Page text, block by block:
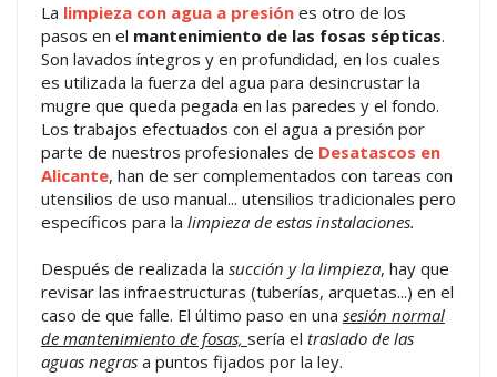
La limpieza con agua a presiónes otro de los
pasos en el mantenimiento de las fosas sépticas.
Son lavados íntegros y en profundidad, en los cuales
es utilizada la fuerza del agua para desincrustar la
mugre que queda pegada en las paredes y el fondo.
Los trabajos efectuados con el agua a presión por
parte de nuestros profesionales de Desatascos en
Alicante, han de ser complementados con tareas con
utensilios de uso manual... utensilios tradicionales pero
específicos para la limpieza de estas instalaciones.
Después de realizada la succión y la limpieza, hay que
revisar las infraestructuras (tuberías, arquetas...) en el
caso de que falle. El último paso en una sesión normal
de mantenimiento de fosas, sería el traslado de las
aguas negrasa puntos fijados por la ley.